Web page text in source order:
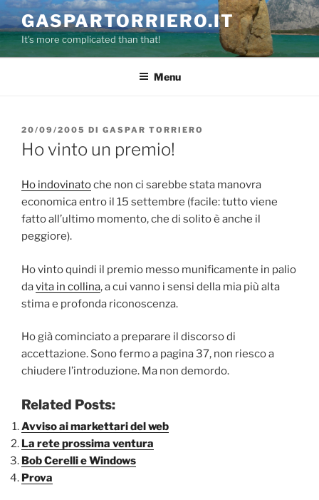
Salta
al
contenuto
GASPARTORRIERO.IT
It's more complicated than that!
Menu
PUBBLICATO
IL
20/09/2005 DI GASPAR TORRIERO
Ho vinto un premio!
Ho indovinatoche non ci sarebbe stata manovra
economica entro il 15 settembre (facile: tutto viene
fatto all’ultimo momento, che di solito è anche il
peggiore).
Ho vinto quindi il premio messo munificamente in palio
davita in collina, a cui vanno i sensi della mia più alta
stima e profonda riconoscenza.
Ho già cominciato a preparare il discorso di
accettazione. Sono fermo a pagina 37, non riesco a
chiudere l’introduzione. Ma non demordo.
Related Posts:
Avviso ai markettari del web
La rete prossima ventura
Bob Cerelli e Windows
Prova